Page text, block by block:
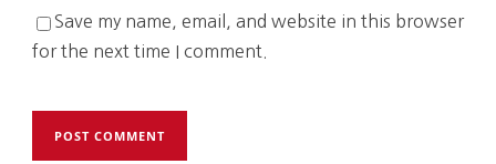
Save my name, email, and website in this browser
for the next time I comment.